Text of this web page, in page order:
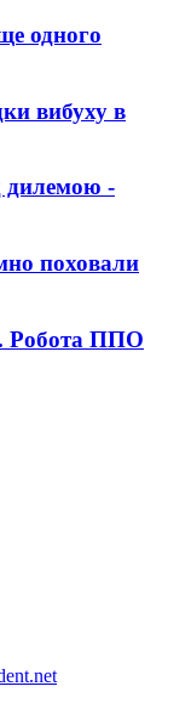
одного
вибуху в
дилемою -
поховали
Робота ППО